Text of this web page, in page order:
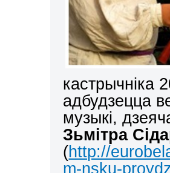
кастрычніка
адбудзецца
музыкі,
Зьмітра
(http://
m-nsku-